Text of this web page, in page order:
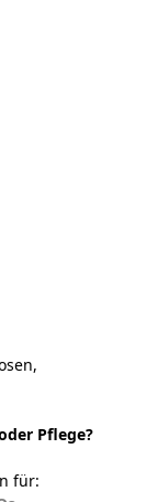
Pflege?
für: